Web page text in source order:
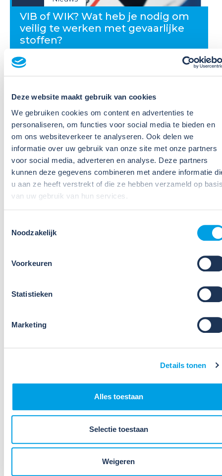
Deze website maakt gebruik van cookies
We gebruiken cookies om content en advertenties te
personaliseren, om functies voor social media te bieden en
om ons websiteverkeer te analyseren. Ook delen we
informatie over uw gebruik van onze site met onze partners
voor social media, adverteren en analyse. Deze partners
kunnen deze gegevens combineren met andere informatie
u aan ze heeft verstrekt of die ze hebben verzameld op
van uw gebruik van hun services.
Noodzakelijk
Voorkeuren
Statistieken
Marketing
Details tonen
Alles toestaan
Selectie toestaan
Weigeren
VIB of WIK? Wat heb je nodig om
veilig te werken met gevaarlijke
stoffen?
Veel organisaties hebben
Veiligheidsinformatiebladen (VIB's) of mini-VIB's
werken. Dat is een belangrijke eerste stap, maar
daarmee voldoe je nog niet aan de verplichtingen
u...
Lees verder
09
preventiemedewerker wettelijk
Als preventiemedewerker speel je een belangrijke
werkomgeving. Je bent de spil tussen beleid en
praktijk. Je helpt risico’s voorkomen, adviseert over